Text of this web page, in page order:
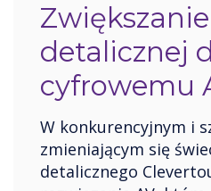
detalicznej
cyfrowemu
W konkurencyjnym i
zmieniającym się
detalicznego